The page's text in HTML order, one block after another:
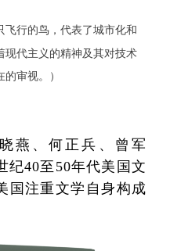
飞行的鸟，代表了城市化和
现代主义的精神及其对技术
审视。）
燕、何正兵、曾军
纪40至50年代美国文
国注重文学自身构成